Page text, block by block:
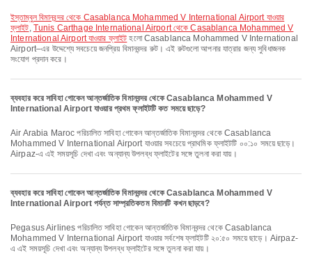
ইস্তাম্বুল বিমানবন্দর থেকে Casablanca Mohammed V International Airport যাওয়ার
ফ্লাইট, Tunis Carthage International Airport থেকে Casablanca Mohammed V
International Airport যাওয়ার ফ্লাইট হলো Casablanca Mohammed V International
Airport–এর উদ্দেশ্যে সবচেয়ে জনপ্রিয় বিমানবন্দর রুট। এই রুটগুলো আপনার যাত্রার জন্য সুবিধাজনক
সংযোগ প্রদান করে।
ব্যবহার করে সাবিহা গোকেন আন্তর্জাতিক বিমানবন্দর থেকে Casablanca Mohammed V
International Airport যাওয়ার প্রথম ফ্লাইটটি কত সময়ে ছাড়ে?
Air Arabia Maroc পরিচালিত সাবিহা গোকেন আন্তর্জাতিক বিমানবন্দর থেকে Casablanca
Mohammed V International Airport যাওয়ার সবচেয়ে প্রাথমিক ফ্লাইটটি ০০:১০ সময়ে ছাড়ে।
Airpaz-এ এই সময়সূচি দেখা এবং অন্যান্য উপলব্ধ ফ্লাইটের সঙ্গে তুলনা করা যায়।
ব্যবহার করে সাবিহা গোকেন আন্তর্জাতিক বিমানবন্দর থেকে Casablanca Mohammed V
International Airport পর্যন্ত সাম্প্রতিকতম বিমানটি কখন ছাড়বে?
Pegasus Airlines পরিচালিত সাবিহা গোকেন আন্তর্জাতিক বিমানবন্দর থেকে Casablanca
Mohammed V International Airport যাওয়ার সর্বশেষ ফ্লাইটটি ২০:৫০ সময়ে ছাড়ে। Airpaz-
এ এই সময়সূচি দেখা এবং অন্যান্য উপলব্ধ ফ্লাইটের সঙ্গে তুলনা করা যায়।